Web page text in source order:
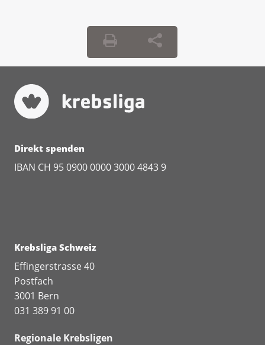
Melden Sie – auch als Angehörige –
Veränderungen dem Behandlungsteam.
Menschen mit einer Hirntumorerkrankung
nehmen die eigene Veränderung zum Teil
nicht wahr.
selber entscheiden können, um Ungeklärtes,
Aufgeschobenes, Vollmachten oder
Patientenverfügung bei Krebs
Direkt spenden
IBAN CH 95 0900 0000 3000 4843 9
Krebsliga Schweiz
Effingerstrasse 40
Postfach
3001 Bern
031 389 91 00
Regionale Krebsligen